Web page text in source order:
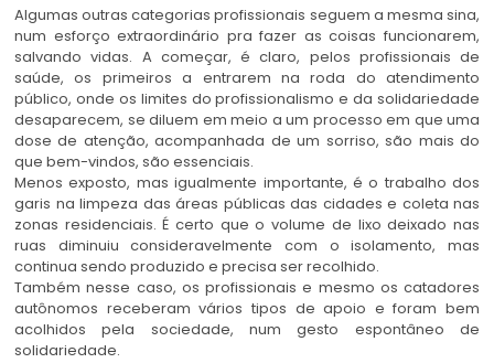
Algumas outras categorias profissionais seguem a mesma sina,
num esforço extraordinário pra fazer as coisas funcionarem,
salvando vidas. A começar, é claro, pelos profissionais de
saúde, os primeiros a entrarem na roda do atendimento
público, onde os limites do profissionalismo e da solidariedade
desaparecem, se diluem em meio a um processo em que uma
dose de atenção, acompanhada de um sorriso, são mais do
que bem-vindos, são essenciais.
Menos exposto, mas igualmente importante, é o trabalho dos
garis na limpeza das áreas públicas das cidades e coleta nas
zonas residenciais. É certo que o volume de lixo deixado nas
ruas diminuiu consideravelmente com o isolamento, mas
continua sendo produzido e precisa ser recolhido.
Também nesse caso, os profissionais e mesmo os catadores
autônomos receberam vários tipos de apoio e foram bem
acolhidos pela sociedade, num gesto espontâneo de
solidariedade.